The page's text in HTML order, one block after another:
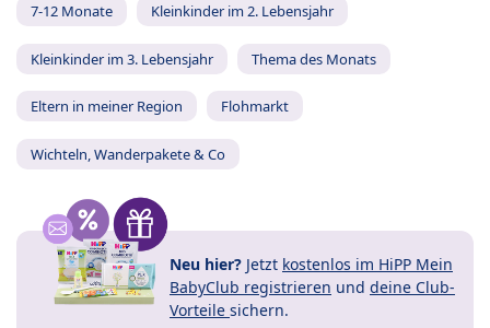
7-12 Monate Kleinkinder im 2. Lebensjahr
Kleinkinder im 3. Lebensjahr Thema des Monats
Eltern in meiner Region Flohmarkt
Wichteln, Wanderpakete & Co
Neu hier? Jetzt kostenlos im HiPP Mein
BabyClub registrieren und deine Club-
Vorteile sichern.